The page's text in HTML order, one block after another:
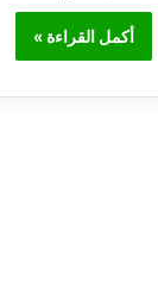
أكمل القراءة »